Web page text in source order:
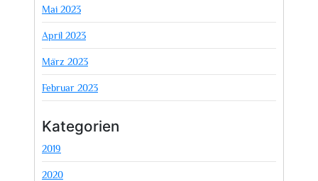
Mai 2023
April 2023
März 2023
Februar 2023
Kategorien
2019
2020